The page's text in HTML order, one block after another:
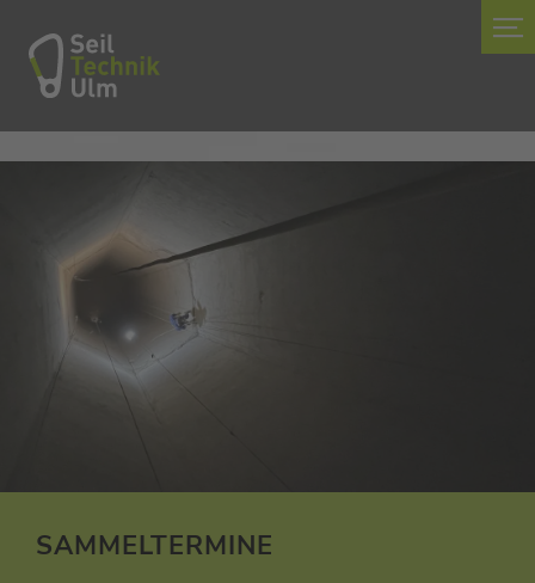
SAMMELTERMINE